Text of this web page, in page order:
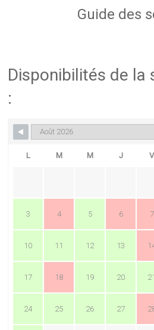
Guide des
Disponibilités de la
:
L M M J V
3 4 5 6 7
10 11 12 13
17 18 19 20 21
24 25 26 27